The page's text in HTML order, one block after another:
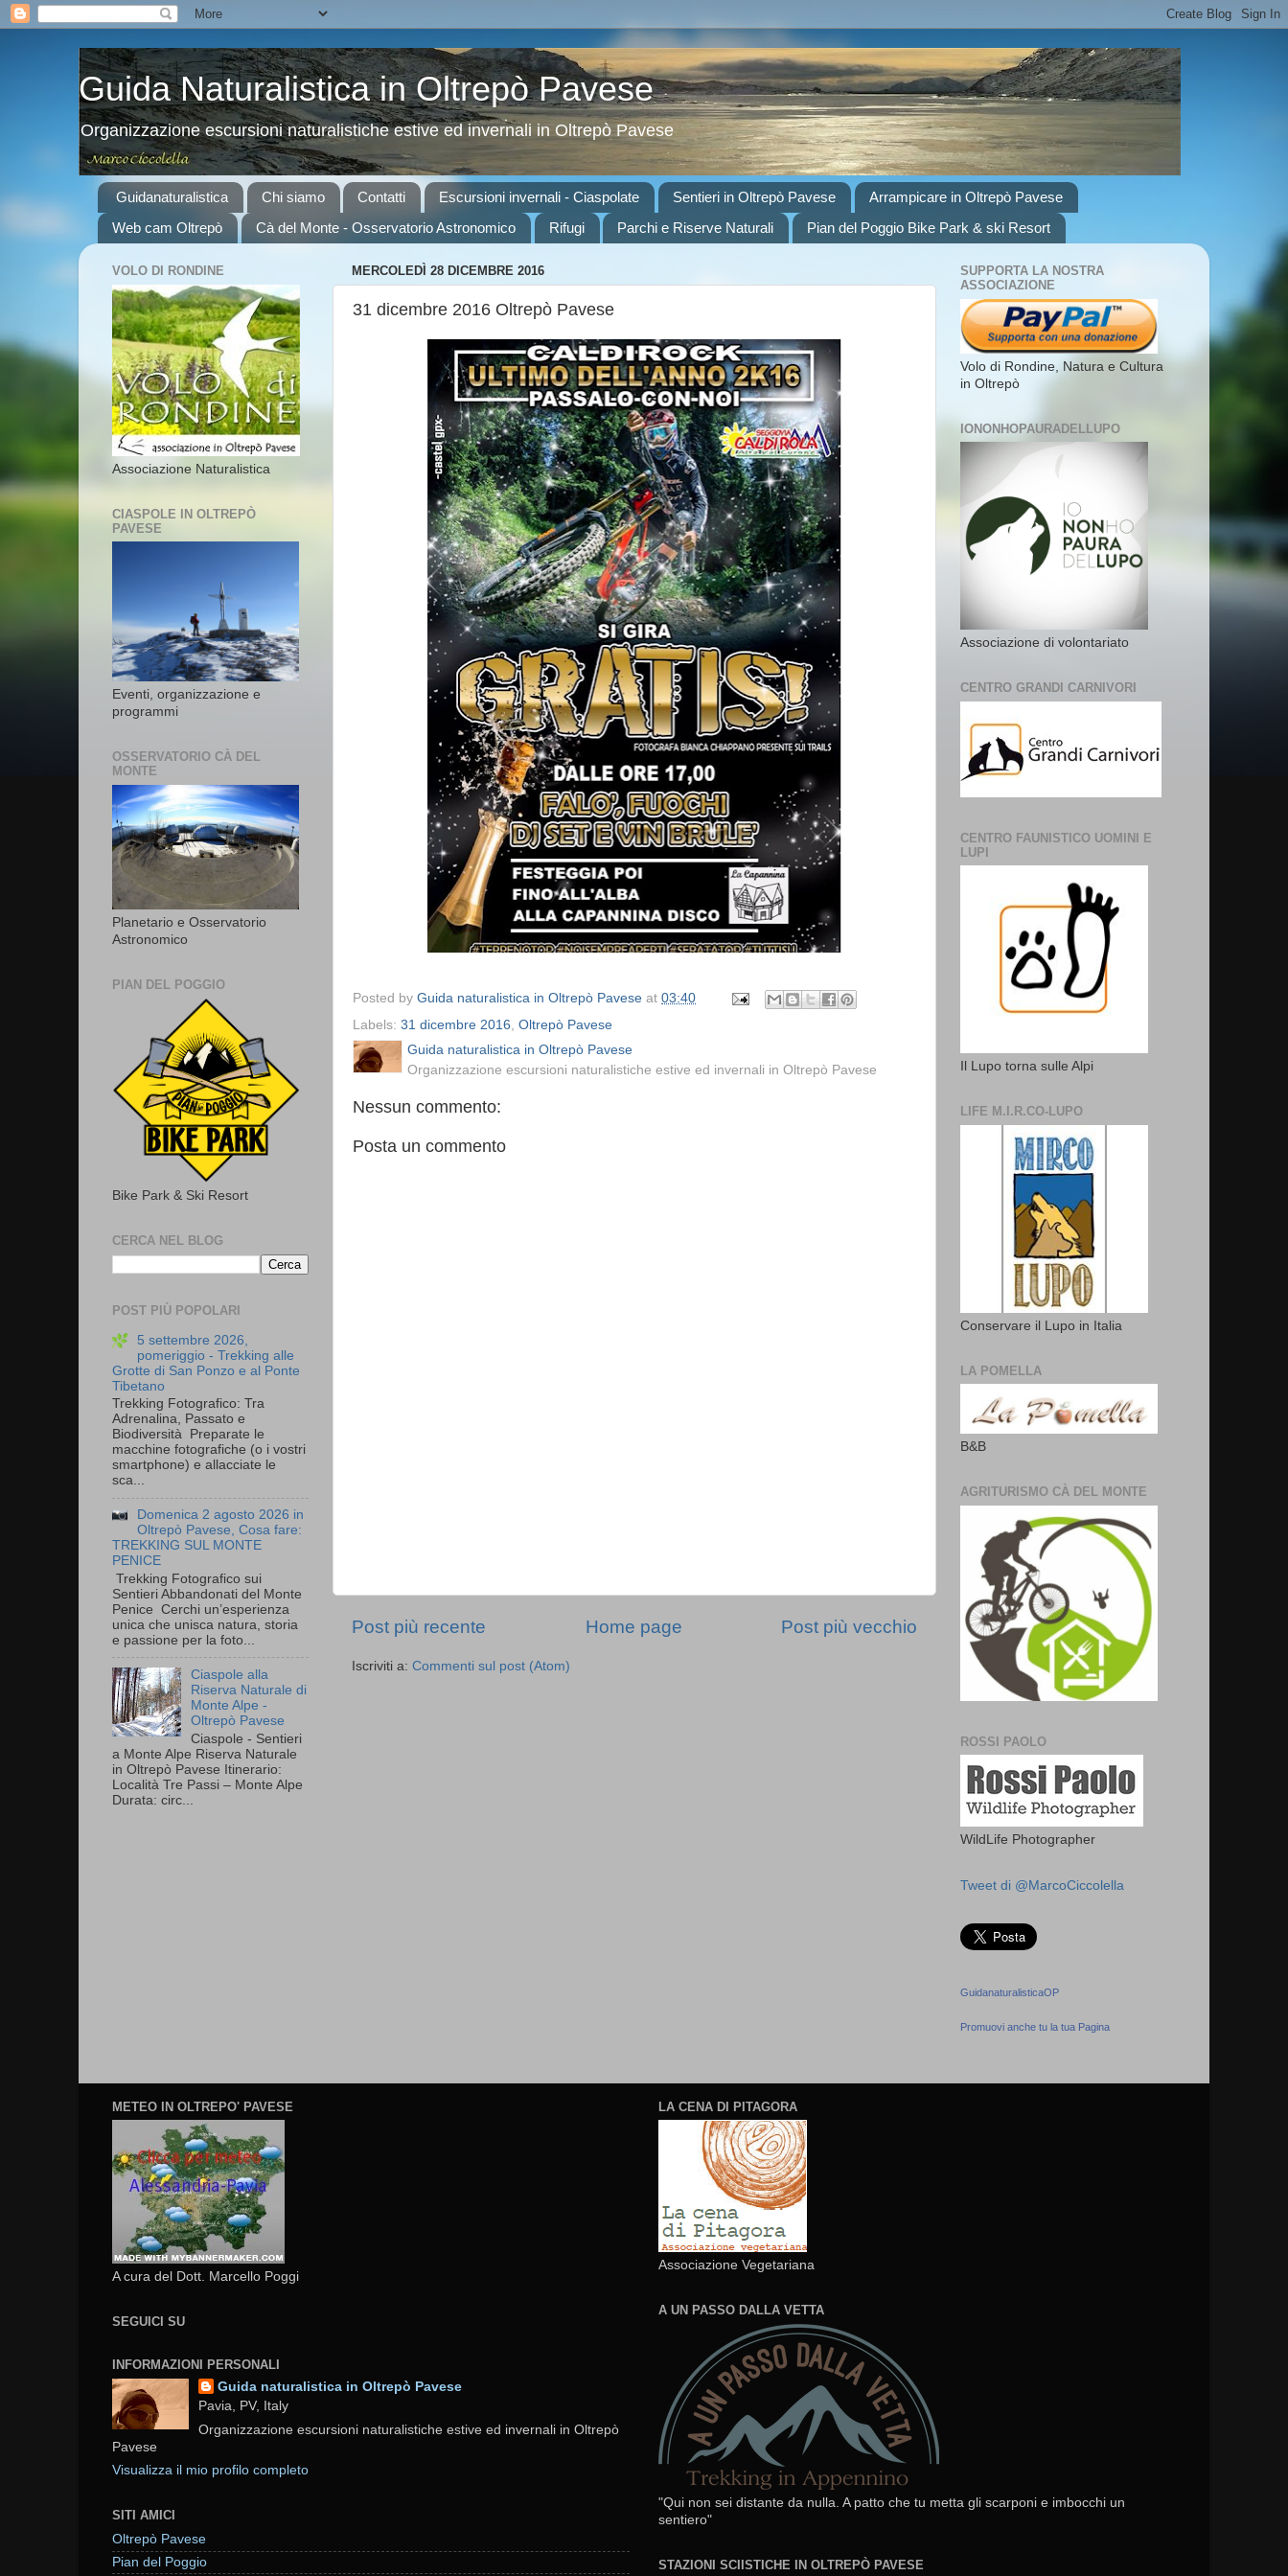
Guida Naturalistica in Oltrepò Pavese
Organizzazione escursioni naturalistiche estive ed invernali in Oltrepò Pavese
Guidanaturalistica Chi siamo Contatti Escursioni invernali - Ciaspolate Sentieri in Oltrepò Pavese
Arrampicare in Oltrepò Pavese
Web cam Oltrepò
Cà del Monte - Osservatorio Astronomico Rifugi Parchi e Riserve Naturali Pian del Poggio Bike Park & ski Resort
MERCOLEDÌ 28 DICEMBRE 2016
31 dicembre 2016 Oltrepò Pavese
Posted by Guida naturalistica in Oltrepò Pavese at 03:40
Labels: 31 dicembre 2016 Oltrepò Pavese
Guida naturalistica in Oltrepò Pavese
Organizzazione escursioni naturalistiche estive ed invernali in Oltrepò Pavese
Nessun commento:
Posta un commento
Post più recente Post più vecchio
Home page
Iscriviti a: Commenti sul post (Atom)
VOLO DI RONDINE
Associazione Naturalistica
CIASPOLE IN OLTREPÒ
PAVESE
Eventi, organizzazione e
programmi
OSSERVATORIO CÀ DEL
MONTE
Planetario e Osservatorio
Astronomico
PIAN DEL POGGIO
Bike Park & Ski Resort
CERCA NEL BLOG
POST PIÙ POPOLARI
5 settembre 2026,
pomeriggio - Trekking alle
Grotte di San Ponzo e al Ponte
Tibetano
Trekking Fotografico: Tra
Adrenalina, Passato e
Biodiversità Preparate le
macchine fotografiche (o i vostri
smartphone) e allacciate le
sca...
Domenica 2 agosto 2026 in
Oltrepò Pavese, Cosa fare:
TREKKING SUL MONTE
PENICE
Trekking Fotografico sui
Sentieri Abbandonati del Monte
Penice Cerchi un’esperienza
unica che unisca natura, storia
e passione per la foto...
Ciaspole alla
Riserva Naturale di
Monte Alpe -
Oltrepò Pavese
Ciaspole - Sentieri
a Monte Alpe Riserva Naturale
in Oltrepò Pavese Itinerario:
Località Tre Passi – Monte Alpe
Durata: circ...
SUPPORTA LA NOSTRA
ASSOCIAZIONE
Volo di Rondine, Natura e Cultura
in Oltrepò
IONONHOPAURADELLUPO
Associazione di volontariato
CENTRO GRANDI CARNIVORI
CENTRO FAUNISTICO UOMINI E
LUPI
Il Lupo torna sulle Alpi
LIFE M.I.R.CO-LUPO
Conservare il Lupo in Italia
LA POMELLA
B&B
AGRITURISMO CÀ DEL MONTE
ROSSI PAOLO
WildLife Photographer
Tweet di @MarcoCiccolella
GuidanaturalisticaOP
Promuovi anche tu la tua Pagina
METEO IN OLTREPO' PAVESE
A cura del Dott. Marcello Poggi
SEGUICI SU
INFORMAZIONI PERSONALI
Guida naturalistica in Oltrepò Pavese
Pavia, PV, Italy
Organizzazione escursioni naturalistiche estive ed invernali in Oltrepò
Pavese
Visualizza il mio profilo completo
SITI AMICI
Oltrepò Pavese
Pian del Poggio
LA CENA DI PITAGORA
Associazione Vegetariana
A UN PASSO DALLA VETTA
"Qui non sei distante da nulla. A patto che tu metta gli scarponi e imbocchi un
sentiero"
STAZIONI SCIISTICHE IN OLTREPÒ PAVESE